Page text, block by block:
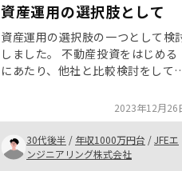
資産運用の選択肢として
資産運用の選択肢の一つとして検
しました。 不動産投資をはじめる
にあたり、他社と比較検討をして
れている点や、物件管理に関して
サービスが豊富な点から、
での購入を決めました。
2023年12月26
30代後半 / 年収1000万円台 /JFEエ
ンジニアリング株式会社